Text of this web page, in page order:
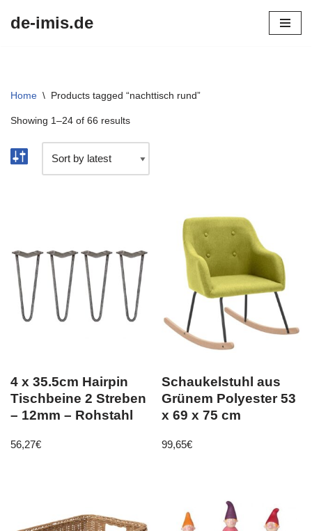
de-imis.de
Home \ Products tagged “nachttisch rund”
Showing 1–24 of 66 results
4 x 35.5cm Hairpin
Tischbeine 2 Streben
– 12mm – Rohstahl
56,27€
Schaukelstuhl aus
Grünem Polyester 53
x 69 x 75 cm
99,65€